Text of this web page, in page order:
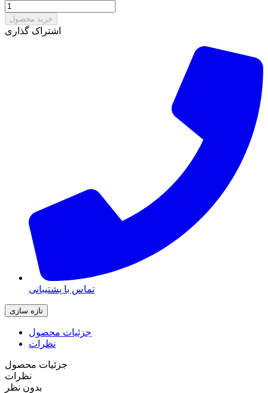
خرید محصول
اشتراک گذاری
تماس با پشتیبانی
جزئیات محصول
نظرات
جزئیات محصول
نظرات
بدون نظر